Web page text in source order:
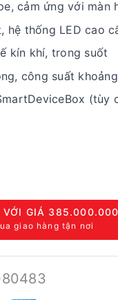
cảm ứng với màn
hệ thống LED cao
kín khí, trong suốt
công suất
(tùy
VỚI GIÁ
giao hàng tận nơi